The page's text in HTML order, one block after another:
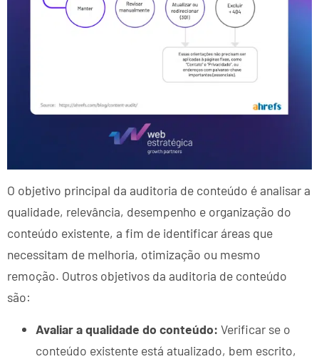
O objetivo principal da auditoria de conteúdo é analisar a
qualidade, relevância, desempenho e organização do
conteúdo existente, a fim de identificar áreas que
necessitam de melhoria, otimização ou mesmo
remoção. Outros objetivos da auditoria de conteúdo
são:
Avaliar a qualidade do conteúdo: Verificar se o
conteúdo existente está atualizado, bem escrito,